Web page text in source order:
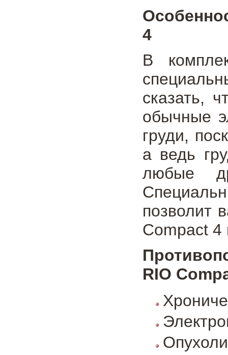
4
В
сказать,
обычные
груди,
а ведь
любые
позволит
Compact 4
RIO